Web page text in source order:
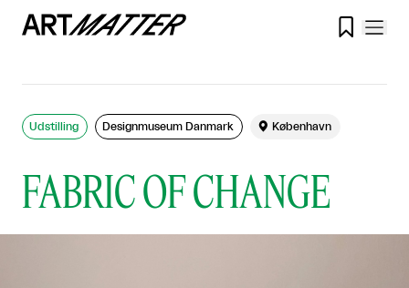

FABRIC OF CHANGE
Udstilling Designmuseum Danmark  København